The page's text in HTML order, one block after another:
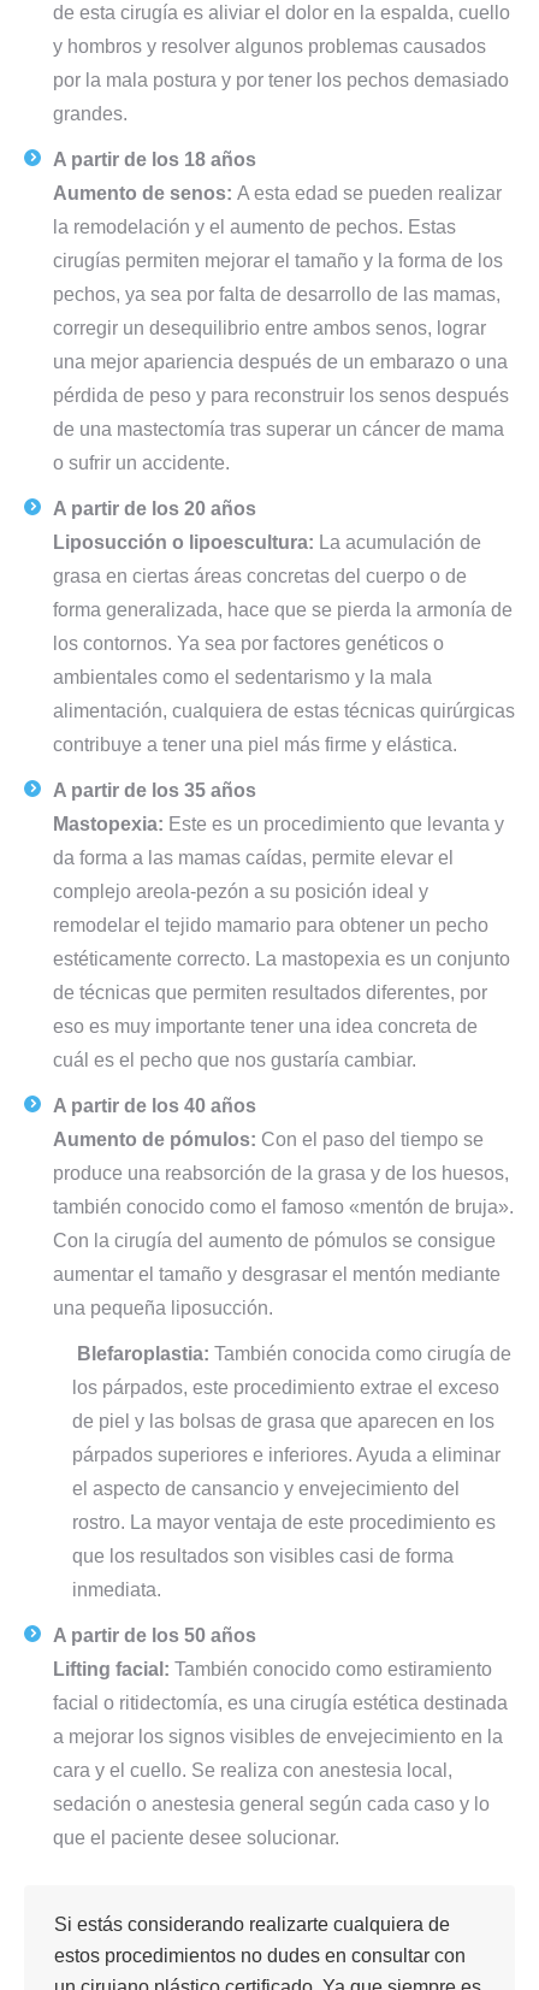
de esta cirugía es aliviar el dolor en la espalda, cuello
y hombros y resolver algunos problemas causados
por la mala postura y por tener los pechos demasiado
grandes.
A partir de los 18 años
Aumento de senos: A esta edad se pueden realizar
la remodelación y el aumento de pechos. Estas
cirugías permiten mejorar el tamaño y la forma de los
pechos, ya sea por falta de desarrollo de las mamas,
corregir un desequilibrio entre ambos senos, lograr
una mejor apariencia después de un embarazo o una
pérdida de peso y para reconstruir los senos después
de una mastectomía tras superar un cáncer de mama
o sufrir un accidente.
A partir de los 20 años
Liposucción o lipoescultura: La acumulación de
grasa en ciertas áreas concretas del cuerpo o de
forma generalizada, hace que se pierda la armonía de
los contornos. Ya sea por factores genéticos o
ambientales como el sedentarismo y la mala
alimentación, cualquiera de estas técnicas quirúrgicas
contribuye a tener una piel más firme y elástica.
A partir de los 35 años
Mastopexia: Este es un procedimiento que levanta y
da forma a las mamas caídas, permite elevar el
complejo areola-pezón a su posición ideal y
remodelar el tejido mamario para obtener un pecho
estéticamente correcto. La mastopexia es un conjunto
de técnicas que permiten resultados diferentes, por
eso es muy importante tener una idea concreta de
cuál es el pecho que nos gustaría cambiar.
A partir de los 40 años
Aumento de pómulos: Con el paso del tiempo se
produce una reabsorción de la grasa y de los huesos,
también conocido como el famoso «mentón de bruja».
Con la cirugía del aumento de pómulos se consigue
aumentar el tamaño y desgrasar el mentón mediante
una pequeña liposucción.
Blefaroplastia: También conocida como cirugía de
los párpados, este procedimiento extrae el exceso
de piel y las bolsas de grasa que aparecen en los
párpados superiores e inferiores. Ayuda a eliminar
el aspecto de cansancio y envejecimiento del
rostro. La mayor ventaja de este procedimiento es
que los resultados son visibles casi de forma
inmediata.
A partir de los 50 años
Lifting facial: También conocido como estiramiento
facial o ritidectomía, es una cirugía estética destinada
a mejorar los signos visibles de envejecimiento en la
cara y el cuello. Se realiza con anestesia local,
sedación o anestesia general según cada caso y lo
que el paciente desee solucionar.
Si estás considerando realizarte cualquiera de
estos procedimientos no dudes en consultar con